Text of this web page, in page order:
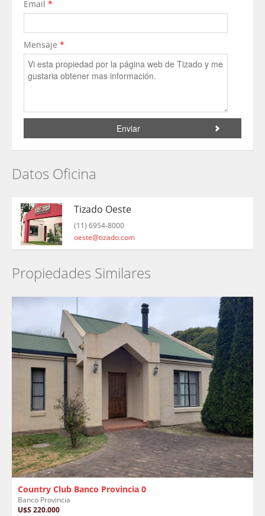
Email *
Mensaje *
Datos Oficina
Tizado Oeste
(11) 6954-8000
oeste@tizado.com
Propiedades Similares
Country Club Banco Provincia 0
Banco Provincia
U$S 220.000